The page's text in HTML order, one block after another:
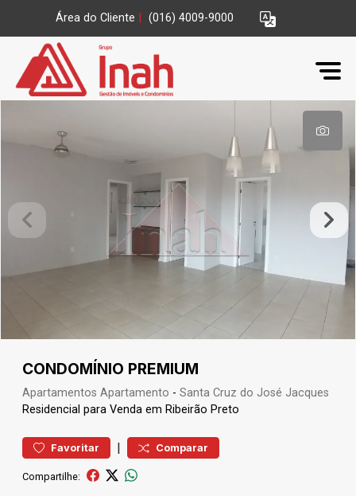
Área do Cliente (016) 4009-9000
CONDOMÍNIO PREMIUM
Apartamentos Apartamento - Santa Cruz do José Jacques
Residencial para Venda em Ribeirão Preto
Favoritar | Comparar
Compartilhe: